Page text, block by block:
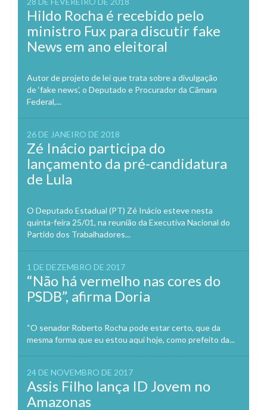
Hildo Rocha é recebido pelo
ministro Fux para discutir fake
News em ano eleitoral
Autor de projeto de lei que trata sobre a divulgação
de ‘fake news’, o Deputado e Procurador da Câmara
Federal,...
26 DE JANEIRO DE 2018
Zé Inácio participa do
lançamento da pré-candidatura
de Lula
O Deputado Estadual (PT) Zé Inácio esteve nesta
quinta-feira 25/01, na reunião da Executiva Nacional do
Partido dos Trabalhadores...
1 DE DEZEMBRO DE 2017
“Não há vermelho nas cores do
PSDB”, afirma Doria
“O senador Roberto Rocha pode estar certo, que da
mesma forma que eu estou aqui hoje, como prefeito da...
24 DE NOVEMBRO DE 2017
Assis Filho lança ID Jovem no
Amazonas